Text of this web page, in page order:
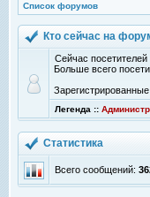
Список форумов
Кто сейчас на
Сейчас
Больше всего
Легенда ::
Статистика
Всего сообщений: